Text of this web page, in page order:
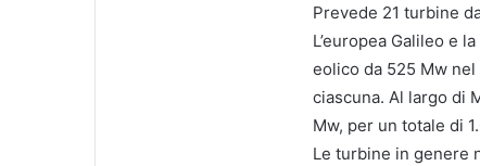
Prevede 21 turbine
L’europea Galileo e
eolico da 525 Mw
ciascuna. Al largo di
Mw, per un totale di
Le turbine in genere